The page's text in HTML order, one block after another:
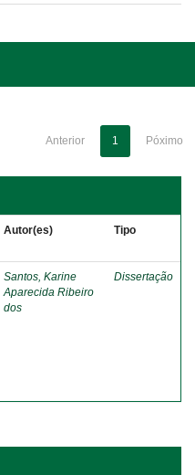
Anterior 1 Póximo
Autor(es) Tipo
Santos, Karine
Aparecida Ribeiro
dos
Dissertação